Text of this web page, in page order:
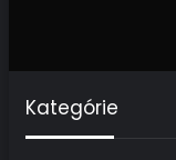
Kategórie